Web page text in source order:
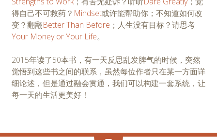
得自己不可救药？ Mindset或许能帮助你；不知道如何改
变？翻翻Better Than Before ；人生没有目标？请思考
Your Money or Your Life。
2015年读了50本书，有一天反思乱发脾气的时候，突然
觉悟到这些书之间的联系，虽然每位作者只在某一方面详
细论述，但是通过融会贯通，我们可以构建一套系统，让
每一天的生活更美好！